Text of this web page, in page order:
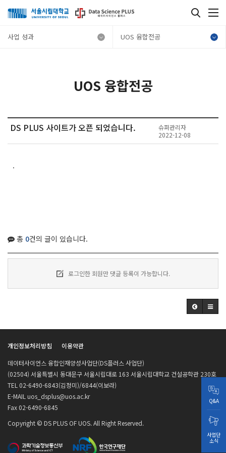
사업 성과 UOS 융합전공
UOS 융합전공
DS PLUS 사이트가 오픈 되었습니다.
슈퍼관리자
2022-12-08
.
총 0건의 글이 있습니다.
로그인한 회원만 댓글 등록이 가능합니다.
데이터사이언스 융합인재양성사업단(DS플러스 사업단)
(02504) 서울특별시 동대문구 서울시립대로 163 서울시립대학교 건설공학관 230호
TEL 02-6490-6843(김정미)/6844(이보라)
E-MAIL uos_dsplus@uos.ac.kr
Fax 02-6490-6845
Copyright © DS PLUS OF UOS. All Right Reserved.
개인정보처리방침 이용약관
Q&A
사업단
소식